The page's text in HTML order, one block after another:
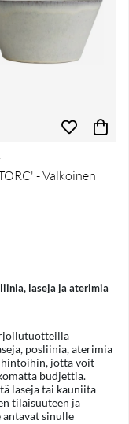
- Valkoinen
hinta
laseja ja aterimia
posliinia, aterimia
hintoihin, jotta voit
budjettia.
laseja tai kauniita
tilaisuuteen ja
sinulle